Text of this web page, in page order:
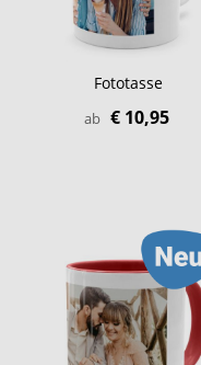
Fototasse
ab € 10,95